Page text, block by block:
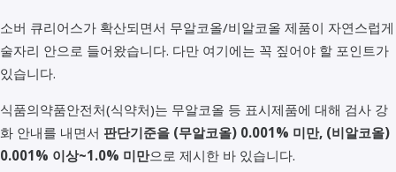
소버 큐리어스가 확산되면서 무알코올/비알코올 제품이 자연스럽게
술자리 안으로 들어왔습니다. 다만 여기에는 꼭 짚어야 할 포인트가
있습니다.
식품의약품안전처(식약처)는 무알코올 등 표시제품에 대해 검사 강
화 안내를 내면서 판단기준을 (무알코올) 0.001% 미만, (비알코올)
0.001% 이상~1.0% 미만으로 제시한 바 있습니다.